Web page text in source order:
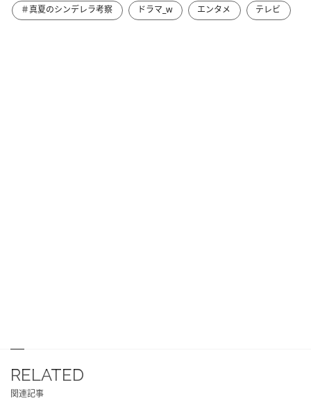
＃真夏のシンデレラ考察 ドラマ_w エンタメ テレビ
RELATED
関連記事